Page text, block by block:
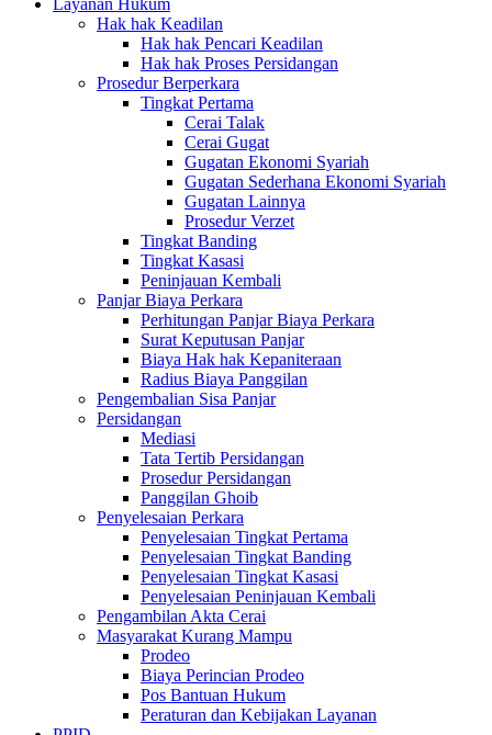
Layanan Hukum
Hak hak Keadilan
Hak hak Pencari Keadilan
Hak hak Proses Persidangan
Prosedur Berperkara
Tingkat Pertama
Cerai Talak
Cerai Gugat
Gugatan Ekonomi Syariah
Gugatan Sederhana Ekonomi Syariah
Gugatan Lainnya
Prosedur Verzet
Tingkat Banding
Tingkat Kasasi
Peninjauan Kembali
Panjar Biaya Perkara
Perhitungan Panjar Biaya Perkara
Surat Keputusan Panjar
Biaya Hak hak Kepaniteraan
Radius Biaya Panggilan
Pengembalian Sisa Panjar
Persidangan
Mediasi
Tata Tertib Persidangan
Prosedur Persidangan
Panggilan Ghoib
Penyelesaian Perkara
Penyelesaian Tingkat Pertama
Penyelesaian Tingkat Banding
Penyelesaian Tingkat Kasasi
Penyelesaian Peninjauan Kembali
Pengambilan Akta Cerai
Masyarakat Kurang Mampu
Prodeo
Biaya Perincian Prodeo
Pos Bantuan Hukum
Peraturan dan Kebijakan Layanan